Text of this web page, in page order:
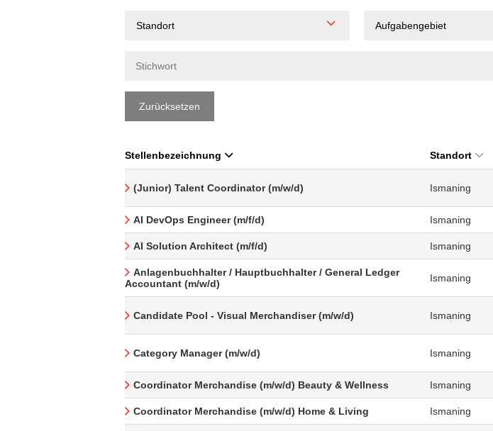
Standort Aufgabengebiet
Zurücksetzen
Stellenbezeichnung Standort
(Junior) Talent Coordinator (m/w/d) Ismaning
AI DevOps Engineer (m/f/d) Ismaning
AI Solution Architect (m/f/d) Ismaning
Anlagenbuchhalter / Hauptbuchhalter / General Ledger
Accountant (m/w/d)
Ismaning
Candidate Pool - Visual Merchandiser (m/w/d) Ismaning
Category Manager (m/w/d) Ismaning
Coordinator Merchandise (m/w/d) Beauty & Wellness Ismaning
Coordinator Merchandise (m/w/d) Home & Living Ismaning